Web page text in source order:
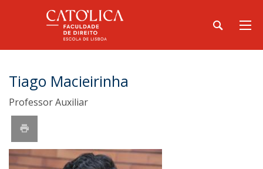
Tiago Macieirinha
Professor Auxiliar